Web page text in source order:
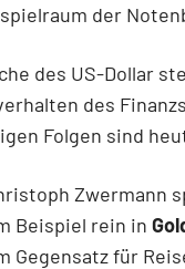
der
des US-Dollar
des
Folgen sind
Zwermann
Beispiel rein in
Gegensatz für